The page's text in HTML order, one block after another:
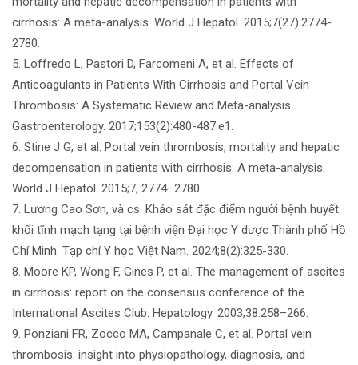
cirrhosis: A meta-analysis. World J Hepatol. 2015;7(27):2774-
2780.
5. Loffredo L, Pastori D, Farcomeni A, et al. Effects of
Anticoagulants in Patients With Cirrhosis and Portal Vein
Thrombosis: A Systematic Review and Meta-analysis.
Gastroenterology. 2017;153(2):480-487.e1.
6. Stine J G, et al. Portal vein thrombosis, mortality and hepatic
decompensation in patients with cirrhosis: A meta-analysis.
World J Hepatol. 2015;7, 2774–2780.
7. Lương Cao Sơn, và cs. Khảo sát đặc điểm người bệnh huyết
khối tĩnh mạch tạng tại bệnh viện Đại học Y dược Thành phố Hồ
Chí Minh. Tạp chí Y học Việt Nam. 2024;8(2):325-330.
8. Moore KP, Wong F, Gines P, et al. The management of ascites
in cirrhosis: report on the consensus conference of the
International Ascites Club. Hepatology. 2003;38:258–266.
9. Ponziani FR, Zocco MA, Campanale C, et al. Portal vein
thrombosis: insight into physiopathology, diagnosis, and